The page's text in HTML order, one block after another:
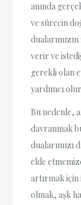
anında
ve sürecin
verir ve
gerekli olan
yardımcı
Bu nedenle,
davranmak
dualarımızı
elde
artırmak için
olmak, aşk